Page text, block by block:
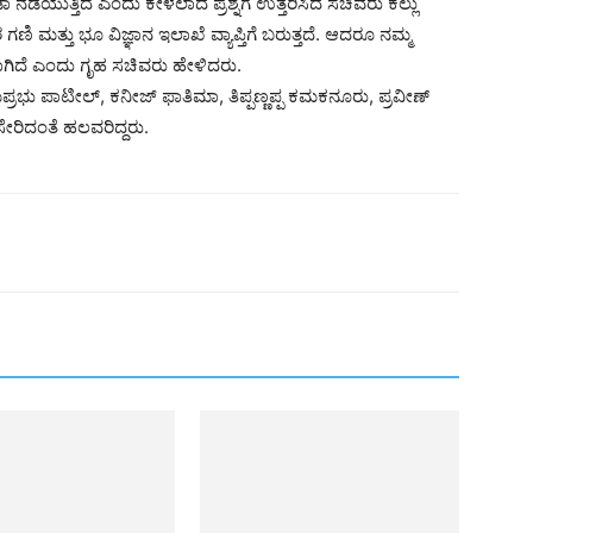
ಮತ್ತು ಭೂ ವಿಜ್ಞಾನ ಇಲಾಖೆ ವ್ಯಾಪ್ತಿಗೆ ಬರುತ್ತದೆ. ಆದರೂ ನಮ್ಮ
ಎಂದು ಗೃಹ ಸಚಿವರು ಹೇಳಿದರು.
ಪಾಟೀಲ್, ಕನೀಜ್ ಫಾತಿಮಾ, ತಿಪ್ಪಣ್ಣಪ್ಪ ಕಮಕನೂರು, ಪ್ರವೀಣ್
ಹಲವರಿದ್ದರು.